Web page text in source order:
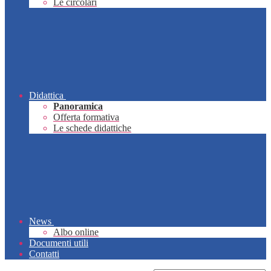
Le circolari
Didattica
Panoramica
Offerta formativa
Le schede didattiche
News
Albo online
Documenti utili
Contatti